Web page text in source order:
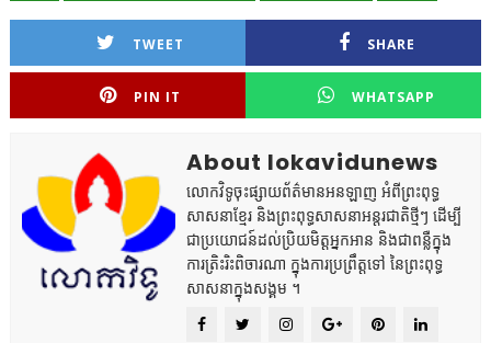
TWEET SHARE
PIN IT WHATSAPP
About lokavidunews
លោកវិទូចុះផ្សាយព័ត៌មានអនឡាញ អំពីព្រះពុទ្ធ
សាសនាខ្មែរ និងព្រះពុទ្ធសាសនាអន្តរជាតិថ្មីៗ ដើម្បី
ជាប្រយោជន៍ដល់ប្រិយមិត្តអ្នកអាន និងជាពន្លឺក្នុង
ការត្រិះរិះពិចារណា ក្នុងការប្រព្រឹត្តទៅ នៃព្រះពុទ្ធ
សាសនាក្នុងសង្គម ។